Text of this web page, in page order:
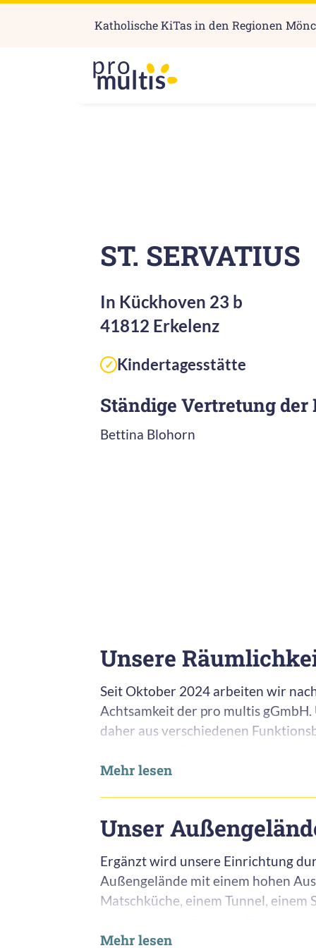
Katholische KiTas in den Regionen
ST. SERVATIUS
In Kückhoven 23 b
41812 Erkelenz
✓ Kindertagesstätte
Ständige Vertretung der
Bettina Blohorn
Unsere
Seit Oktober 2024 arbeiten wir
Achtsamkeit der pro multis
daher aus verschiedenen
Konstruktionsbereich, unserer
pädagogischen Mitarbeiter:innen
Projekte an, die stets auf die
uns anvertrauten Kinder angepasst
Mehr lesen
Unser
Ergänzt wird unsere Einrichtung
Außengelände mit einem hohen
Matschküche, einem Tunnel, einem
einem Balancierbalken und einem
Mehr lesen